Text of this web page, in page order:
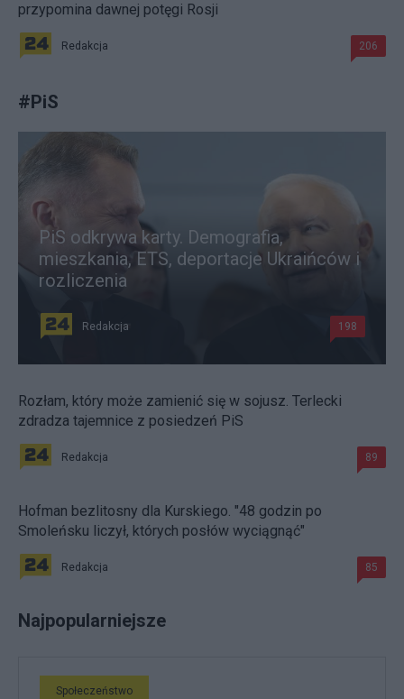
przypomina dawnej potęgi Rosji
Redakcja 206
#PiS
PiS odkrywa karty. Demografia,
mieszkania, ETS, deportacje Ukraińców i
rozliczenia
Redakcja 198
Rozłam, który może zamienić się w sojusz. Terlecki
zdradza tajemnice z posiedzeń PiS
Redakcja 89
Hofman bezlitosny dla Kurskiego. "48 godzin po
Smoleńsku liczył, których posłów wyciągnąć"
Redakcja 85
Najpopularniejsze
Społeczeństwo